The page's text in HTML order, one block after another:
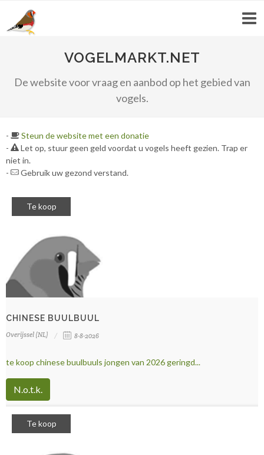
VOGELMARKT.NET
De website voor vraag en aanbod op het gebied van
vogels.
-
Steun de website met een donatie
-
Let op, stuur geen geld voordat u vogels heeft gezien. Trap er
niet in.
-
Gebruik uw gezond verstand.
Te koop
CHINESE BUULBUUL
Overijssel (NL) 8-8-2026
te koop chinese buulbuuls jongen van 2026 geringd...
N.o.t.k.
Te koop